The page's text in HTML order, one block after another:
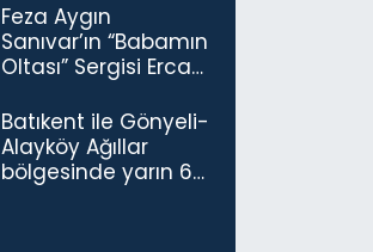
Feza Aygın
Sanıvar’ın “Babamın
Oltası” Sergisi Ercan
Açıldı
Batıkent ile Gönyeli-
Alayköy Ağıllar
bölgesinde yarın 6